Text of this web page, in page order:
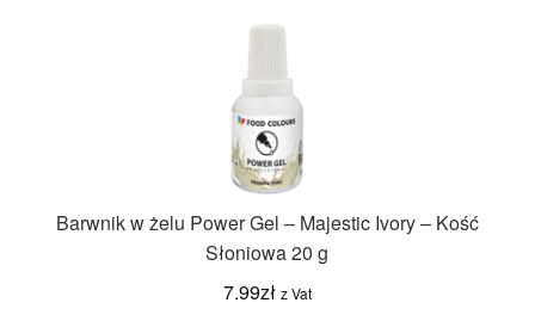
Barwnik w żelu Power Gel – Majestic Ivory – Kość
Słoniowa 20 g
7.99zł z Vat